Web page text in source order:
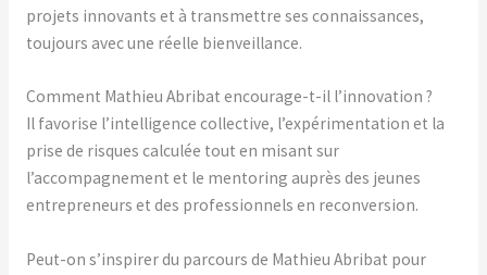
projets innovants et à transmettre ses connaissances,
toujours avec une réelle bienveillance.
Comment Mathieu Abribat encourage-t-il l’innovation ?
Il favorise l’intelligence collective, l’expérimentation et la
prise de risques calculée tout en misant sur
l’accompagnement et le mentoring auprès des jeunes
entrepreneurs et des professionnels en reconversion.
Peut-on s’inspirer du parcours de Mathieu Abribat pour